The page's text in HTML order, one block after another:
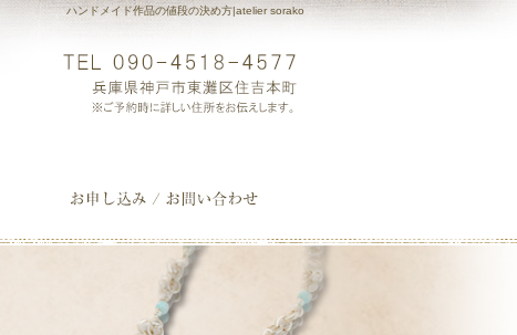
ハンドメイド作品の値段の決め方|atelier sorako